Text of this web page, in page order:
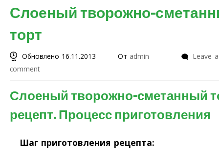
Слоеный творожно-
торт
Обновлено 16.11.2013 От admin
Leave a
comment
Слоеный творожно-сметанный
рецепт. Процесс приготовления
Шаг приготовления рецепта: